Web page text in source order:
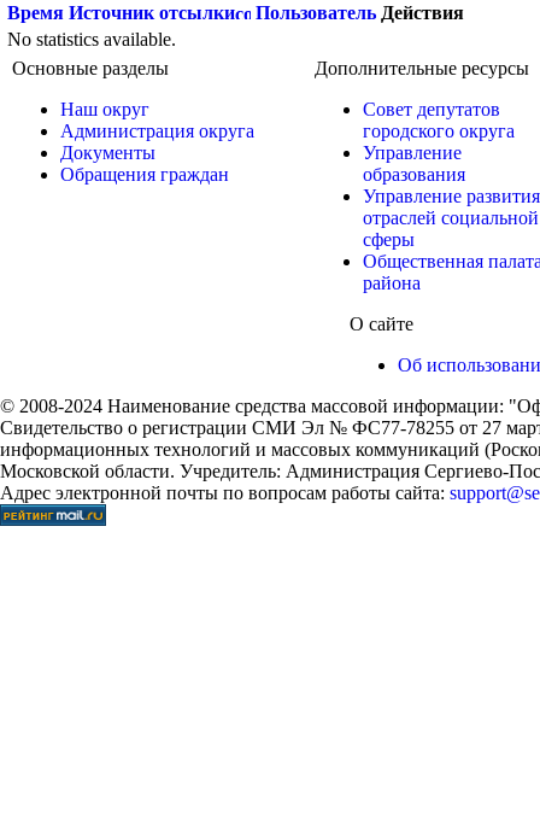
Время Источник отсылки Пользователь Действия
No statistics available.
Основные разделы
Наш округ
Администрация округа
Документы
Обращения граждан
Дополнительные ресурсы
Совет депутатов
городского округа
Управление
образования
Управление развития
отраслей социальной
сферы
Общественная
района
О сайте
Об
© 2008-2024 Наименование средства массовой информации:
Свидетельство о регистрации СМИ Эл № ФС77-78255 от 27
информационных технологий и массовых коммуникаций
Московской области. Учредитель: Администрация Сергиево-
Адрес электронной почты по вопросам работы сайта: